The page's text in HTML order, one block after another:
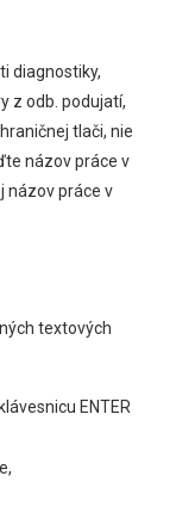
diagnostiky,
z odb. podujatí,
tlači, nie
názov práce v
názov práce v
textových
ENTER